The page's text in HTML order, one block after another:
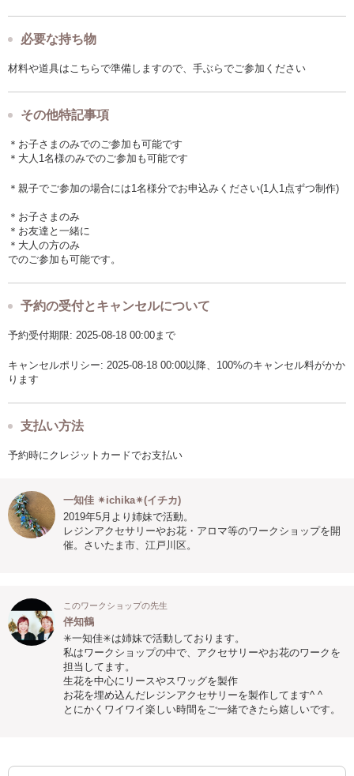
必要な持ち物
材料や道具はこちらで準備しますので、手ぶらでご参加ください
その他特記事項
＊お子さまのみでのご参加も可能です
＊大人1名様のみでのご参加も可能です
＊親子でご参加の場合には1名様分でお申込みください(1人1点ずつ制作)
＊お子さまのみ
＊お友達と一緒に
＊大人の方のみ
でのご参加も可能です。
予約の受付とキャンセルについて
予約受付期限: 2025-08-18 00:00まで
キャンセルポリシー: 2025-08-18 00:00以降、100%のキャンセル料がかか
ります
支払い方法
予約時にクレジットカードでお支払い
一知佳 ✴︎ichika✴︎(イチカ)
2019年5月より姉妹で活動。
レジンアクセサリーやお花・アロマ等のワークショップを開
催。さいたま市、江戸川区。
このワークショップの先生
伴知鶴
✳︎一知佳✳︎は姉妹で活動しております。
私はワークショップの中で、アクセサリーやお花のワークを
担当してます。
生花を中心にリースやスワッグを製作
お花を埋め込んだレジンアクセサリーを製作してます^ ^
とにかくワイワイ楽しい時間をご一緒できたら嬉しいです。